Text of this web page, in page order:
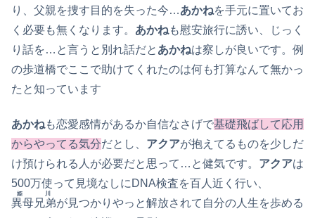
り、父親を捜す目的を失った今…あかねを手元に置いてお
く必要も無くなります。 あかねも慰安旅行に誘い、じっく
り話を…と言うと別れ話だと あかねは察しが良いです。例
の歩道橋でここで助けてくれたのは何も打算なんて無かっ
たと知っています
あかねも恋愛感情があるか自信なさげで基礎飛ばして応用
からやってる気分だとし、 アクアが抱えてるものを少しだ
け預けられる人が必要だと思って…と健気です。 アクアは
500万使って見境なしにDNA検査を百人近く行い、
異母兄弟
姫川
が見つかりやっと解放されて自分の人生を歩める